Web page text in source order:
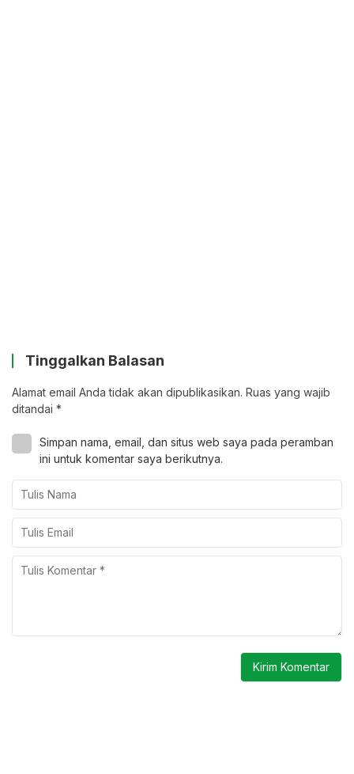
Tinggalkan Balasan
Alamat email Anda tidak akan dipublikasikan. Ruas yang wajib
ditandai *
Simpan nama, email, dan situs web saya pada peramban
ini untuk komentar saya berikutnya.